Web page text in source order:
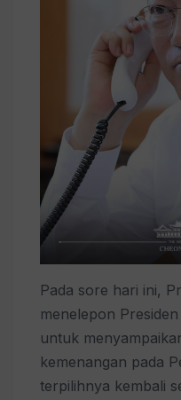
Pada sore hari ini,
menelepon
untuk
kemenangan pada
terpilihnya kembali